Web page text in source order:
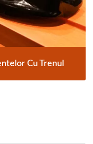
Cu Trenul